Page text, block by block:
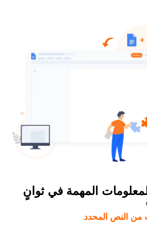
المهمة في ثوانٍ
من النص المحدد